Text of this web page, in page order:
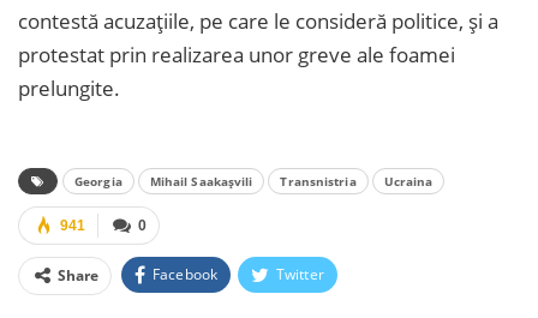
contestă acuzațiile, pe care le consideră politice, și a
protestat prin realizarea unor greve ale foamei
prelungite.
Georgia Mihail Saakașvili Transnistria Ucraina
0
941
Share Facebook Twitter